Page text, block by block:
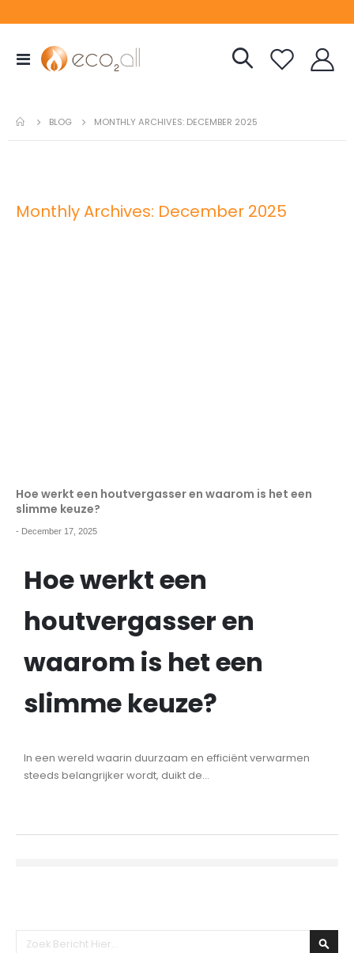
Toggle
Nav
BLOG MONTHLY ARCHIVES: DECEMBER 2025
Monthly Archives: December 2025
Hoe werkt een houtvergasser en waarom is het een
slimme keuze?
- December 17, 2025
Hoe werkt een
houtvergasser en
waarom is het een
slimme keuze?
In een wereld waarin duurzaam en efficiënt verwarmen
steeds belangrijker wordt, duikt de...
Zoeken